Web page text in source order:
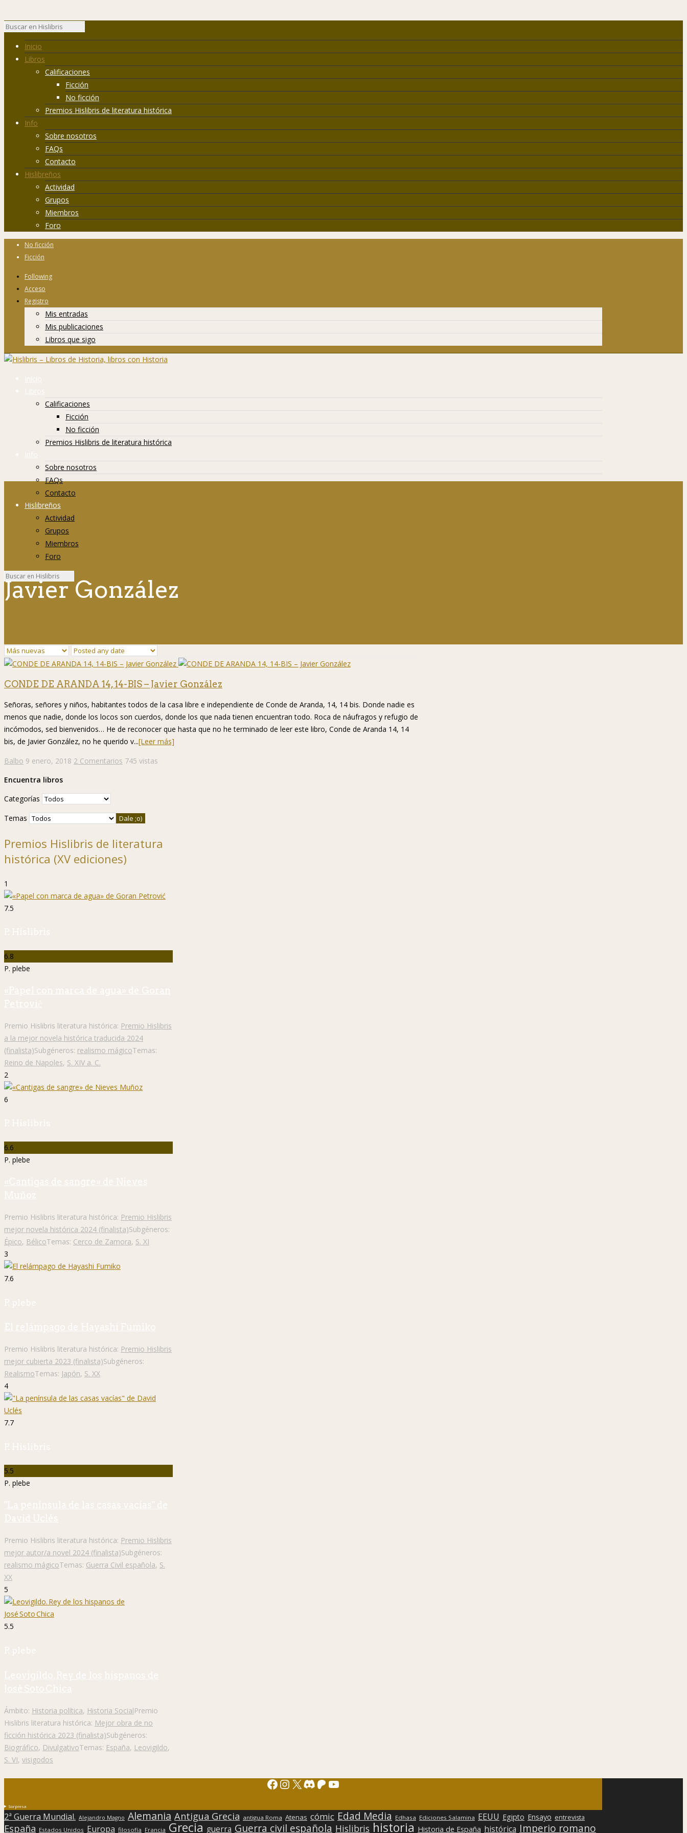
Inicio
Libros
Calificaciones
Ficción
No ficción
Premios Hislibris de literatura histórica
Info
Sobre nosotros
FAQs
Contacto
Hislibreños
Actividad
Grupos
Miembros
Foro
No ficción
Ficción
Following
Acceso
Registro
Mis entradas
Mis publicaciones
Libros que sigo
Inicio
Libros
Calificaciones
Ficción
No ficción
Premios Hislibris de literatura histórica
Info
Sobre nosotros
FAQs
Contacto
Hislibreños
Actividad
Grupos
Miembros
Foro
Javier González
CONDE DE ARANDA 14, 14-BIS – Javier González
Señoras, señores y niños, habitantes todos de la casa libre e independiente de Conde de Aranda, 14, 14 bis. Donde nadie es
menos que nadie, donde los locos son cuerdos, donde los que nada tienen encuentran todo. Roca de náufragos y refugio de
incómodos, sed bienvenidos… He de reconocer que hasta que no he terminado de leer este libro, Conde de Aranda 14, 14
bis, de Javier González, no he querido v...[Leer más]
Balbo 9 enero, 2018 2 Comentarios 745 vistas
Encuentra libros
Categorías
Temas
Premios Hislibris de literatura
histórica (XV ediciones)
1
7.5
P. Hislibris
6.8
P. plebe
«Papel con marca de agua» de Goran
Petrović
Premio Hislibris literatura histórica: Premio Hislibris
a la mejor novela histórica traducida 2024
(finalista)Subgéneros: realismo mágicoTemas:
Reino de Napoles, S. XIV a. C.
2
6
P. Hislibris
6.6
P. plebe
«Cantigas de sangre» de Nieves
Muñoz
Premio Hislibris literatura histórica: Premio Hislibris
mejor novela histórica 2024 (finalista)Subgéneros:
Épico, BélicoTemas: Cerco de Zamora, S. XI
3
7.6
P. plebe
El relámpago de Hayashi Fumiko
Premio Hislibris literatura histórica: Premio Hislibris
mejor cubierta 2023 (finalista)Subgéneros:
RealismoTemas: Japón, S. XX
4
7.7
P. Hislibris
5.5
P. plebe
"La península de las casas vacías" de
David Uclés
Premio Hislibris literatura histórica: Premio Hislibris
mejor autor/a novel 2024 (finalista)Subgéneros:
realismo mágicoTemas: Guerra Civil española, S.
XX
5
5.5
P. plebe
Leovigildo. Rey de los hispanos de
José Soto Chica
Ámbito: Historia política, Historia SocialPremio
Hislibris literatura histórica: Mejor obra de no
ficción histórica 2023 (finalista)Subgéneros:
Biográfico, DivulgativoTemas: España, Leovigildo,
S. VI, visigodos
Facebook
Instagram
X Discord
Patreon
YouTube
Sorpresa
2ª Guerra Mundial. Alejandro Magno Alemania Antigua Grecia antigua Roma Atenas cómic Edad Media Edhasa Ediciones Salamina EEUU Egipto Ensayo entrevista
España Estados Unidos Europa filosofía Francia Grecia guerra Guerra civil española Hislibris historia Historia de España histórica Imperio romano